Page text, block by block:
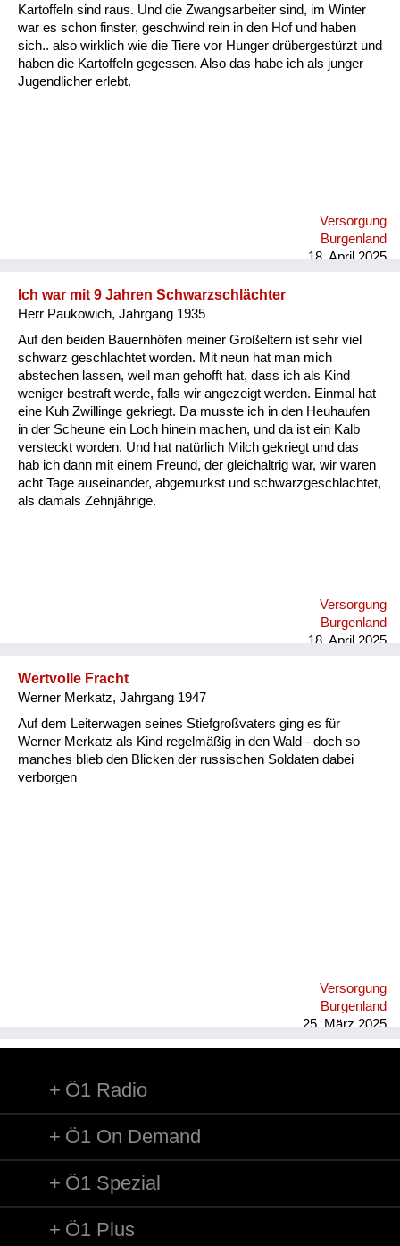
Frauen, Mütter, Kinder
Versorgung
Wohnen
sonstiges
Kartoffeln sind raus. Und die Zwangsarbeiter sind, im Winter
war es schon finster, geschwind rein in den Hof und haben
sich.. also wirklich wie die Tiere vor Hunger drübergestürzt und
haben die Kartoffeln gegessen. Also das habe ich als junger
Jugendlicher erlebt.
Versorgung
Burgenland
18. April 2025
Ich war mit 9 Jahren Schwarzschlächter
Herr Paukowich, Jahrgang 1935
Auf den beiden Bauernhöfen meiner Großeltern ist sehr viel
schwarz geschlachtet worden. Mit neun hat man mich
abstechen lassen, weil man gehofft hat, dass ich als Kind
weniger bestraft werde, falls wir angezeigt werden. Einmal hat
eine Kuh Zwillinge gekriegt. Da musste ich in den Heuhaufen
in der Scheune ein Loch hinein machen, und da ist ein Kalb
versteckt worden. Und hat natürlich Milch gekriegt und das
hab ich dann mit einem Freund, der gleichaltrig war, wir waren
acht Tage auseinander, abgemurkst und schwarzgeschlachtet,
als damals Zehnjährige.
Versorgung
Burgenland
18. April 2025
Wertvolle Fracht
Werner Merkatz, Jahrgang 1947
Auf dem Leiterwagen seines Stiefgroßvaters ging es für
Werner Merkatz als Kind regelmäßig in den Wald - doch so
manches blieb den Blicken der russischen Soldaten dabei
verborgen
Versorgung
Burgenland
25. März 2025
Ö1 Radio
Ö1 On Demand
Ö1 Spezial
Ö1 Plus